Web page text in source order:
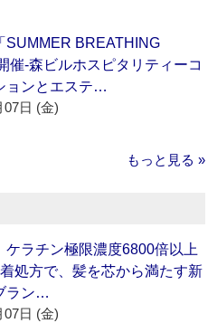
SUMMER BREATHING
催‐森ビルホスピタリティーコ
ョンとエステ…
07日 (金)
もっと見る »
ケラチン極限濃度6800倍以上
処方で、髪を芯から満たす新
ラン…
07日 (金)